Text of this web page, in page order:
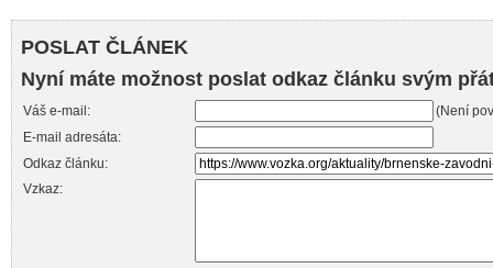
POSLAT ČLÁNEK
Nyní máte možnost poslat odkaz článku svým
Váš e-mail:
(Není
E-mail adresáta:
Odkaz článku:
Vzkaz: